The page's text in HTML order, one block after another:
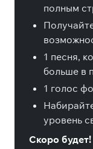
полным
1 песня,
больше в
1 голос
уровень
Скоро будет!